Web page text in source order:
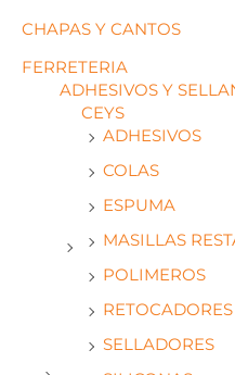
CHAPAS Y CANTOS
FERRETERIA
ADHESIVOS Y
CEYS
ADHESIVOS
COLAS
ESPUMA
MASILLAS
POLIMEROS
RETOCADORES
SELLADORES